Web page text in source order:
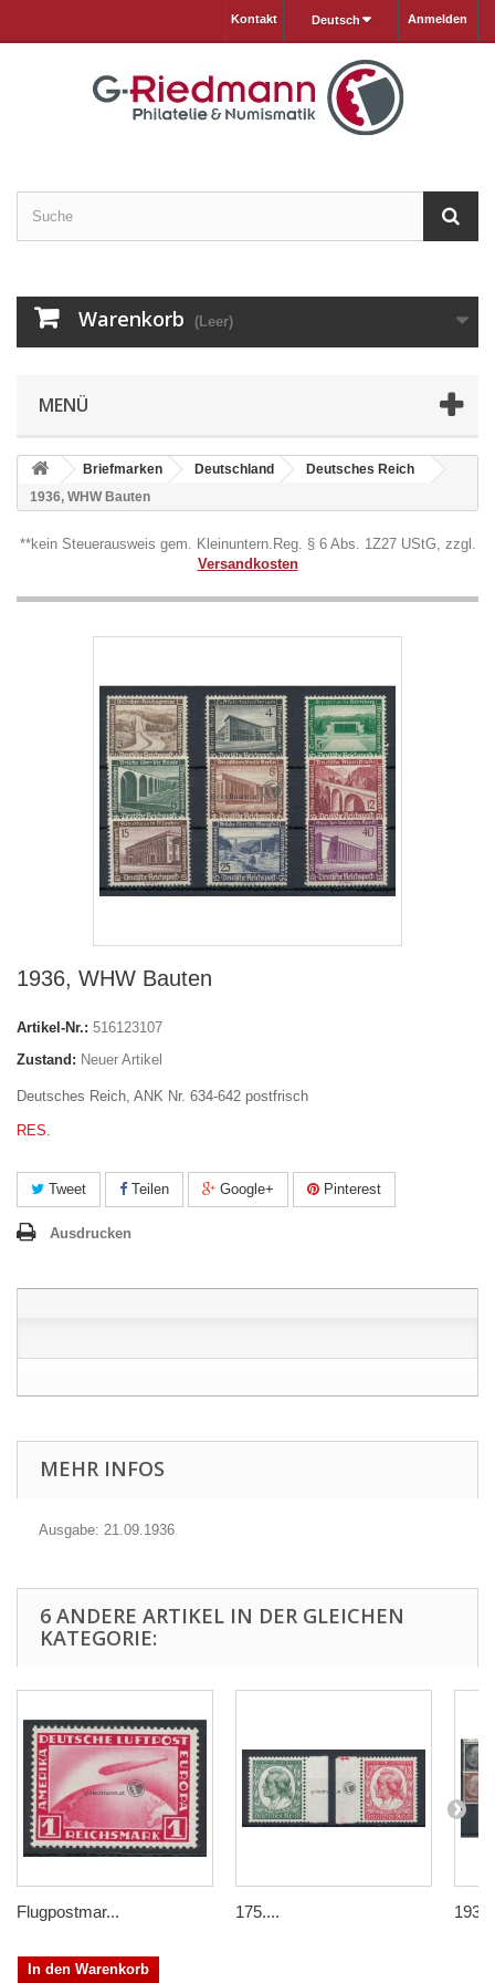
Anmelden
Deutsch
Kontakt
Warenkorb (Leer)
MENÜ
Briefmarken Deutschland
Deutsches Reich
1936, WHW Bauten
**kein Steuerausweis gem. Kleinuntern.Reg. § 6 Abs. 1Z27 UStG, zzgl.
Versandkosten
1936, WHW Bauten
Artikel-Nr.: 516123107
Zustand: Neuer Artikel
Deutsches Reich, ANK Nr. 634-642 postfrisch
RES.
Tweet Teilen Google+ Pinterest
Ausdrucken
MEHR INFOS
Ausgabe: 21.09.1936
6 ANDERE ARTIKEL IN DER GLEICHEN
KATEGORIE:
Flugpostmar...
In den Warenkorb
175....